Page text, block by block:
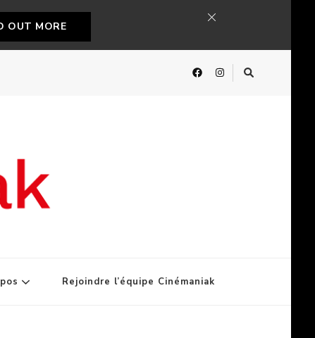
OUT MORE
Rejoindre l’équipe Cinémaniak